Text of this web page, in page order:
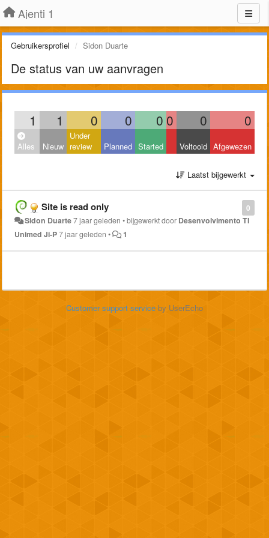
Ajenti 1
Gebruikersprofiel Sidon Duarte
De status van uw aanvragen
1 1 0 0 0 0 0 0
Alles Nieuw
Under
review
Planned Started Voltooid Afgewezen
Laatst bijgewerkt
0
Site is read only
Sidon Duarte7 jaar geleden •bijgewerkt door Desenvolvimento TI
Unimed Ji-P7 jaar geleden • 1
Customer support service by UserEcho